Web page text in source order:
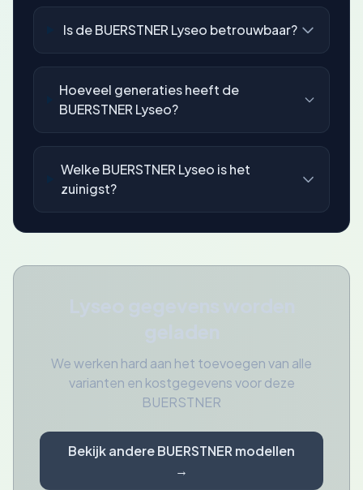
Is de BUERSTNER Lyseo betrouwbaar?
Hoeveel generaties heeft de
BUERSTNER Lyseo?
Welke BUERSTNER Lyseo is het
zuinigst?
We werken hard aan het toevoegen van alle
varianten en kostgegevens voor deze
BUERSTNER
Bekijk andere BUERSTNER modellen
→